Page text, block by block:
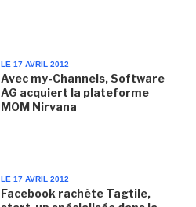
LE 17 AVRIL 2012
Avec my-Channels, Software
AG acquiert la plateforme
MOM Nirvana
LE 17 AVRIL 2012
Facebook rachète Tagtile,